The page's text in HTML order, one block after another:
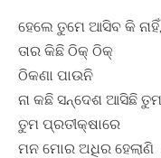
ହେଲେ ତୁମେ ଆସିବ କି ନାହିଁ,
ତାର କିଛି ଠିକ୍ ଠିକ୍
ଠିକଣା ପାଉନି
ନା କଛି ସନ୍ଦେଶ ଆସିଛି
ତୁମ ପ୍ରତୀକ୍ଷାରେ
ମନ ମୋର ଅଧିର ହେଲାଣି